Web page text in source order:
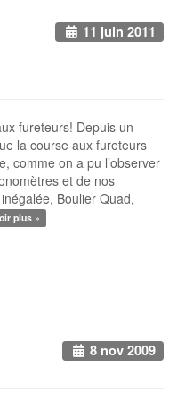
11 juin 2011
fureteurs! Depuis un
la course aux fureteurs
comme on a pu l’observer
et de nos
Boulier Quad,
plus »
8 nov 2009